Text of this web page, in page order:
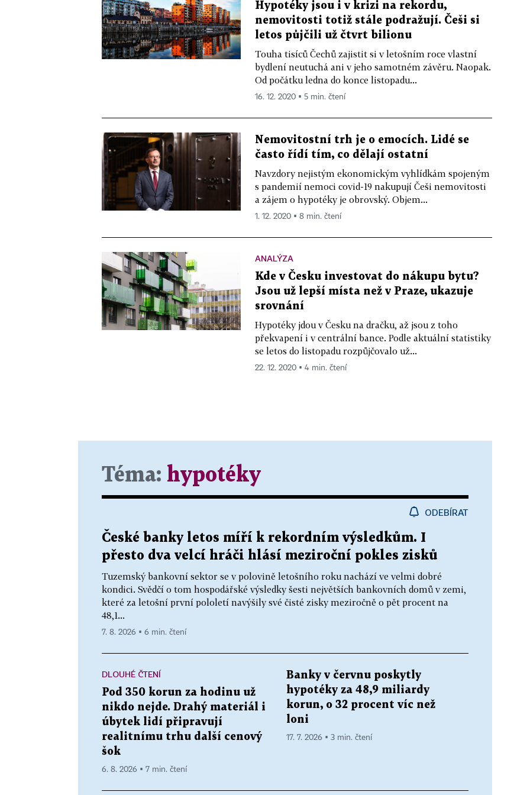
Hypotéky jsou i v krizi na rekordu,
nemovitosti totiž stále podražují. Češi si
letos půjčili už čtvrt bilionu
Touha tisíců Čechů zajistit si v letošním roce vlastní
bydlení neutuchá ani v jeho samotném závěru. Naopak.
Od počátku ledna do konce listopadu...
16. 12. 2020 ▪ 5 min. čtení
Nemovitostní trh je o emocích. Lidé se
často řídí tím, co dělají ostatní
Navzdory nejistým ekonomickým vyhlídkám spojeným
s pandemií nemoci covid-19 nakupují Češi nemovitosti
a zájem o hypotéky je obrovský. Objem...
1. 12. 2020 ▪ 8 min. čtení
ANALÝZA
Kde v Česku investovat do nákupu bytu?
Jsou už lepší místa než v Praze, ukazuje
srovnání
Hypotéky jdou v Česku na dračku, až jsou z toho
překvapení i v centrální bance. Podle aktuální statistiky
se letos do listopadu rozpůjčovalo už...
22. 12. 2020 ▪ 4 min. čtení
Téma: hypotéky
ODEBÍRAT
České banky letos míří k rekordním výsledkům. I
přesto dva velcí hráči hlásí meziroční pokles zisků
Tuzemský bankovní sektor se v polovině letošního roku nachází ve velmi dobré
kondici. Svědčí o tom hospodářské výsledky šesti největších bankovních domů v zemi,
které za letošní první pololetí navýšily své čisté zisky meziročně o pět procent na
48,1...
7. 8. 2026 ▪ 6 min. čtení
DLOUHÉ ČTENÍ
Pod 350 korun za hodinu už
nikdo nejde. Drahý materiál i
úbytek lidí připravují
realitnímu trhu další cenový
šok
6. 8. 2026 ▪ 7 min. čtení
Banky v červnu poskytly
hypotéky za 48,9 miliardy
korun, o 32 procent víc než
loni
17. 7. 2026 ▪ 3 min. čtení